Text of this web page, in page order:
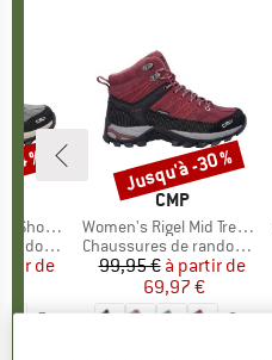
réduit
de
5
%
MARQUE
CMP
Article
Women's Rigel Mid Trekking Shoes Waterproof
Product group
Chaussures de randonnée
Prix
99,95 € Prix réduit
à partir de
69,97 €
8
Remise
Jusqu'à -30 %